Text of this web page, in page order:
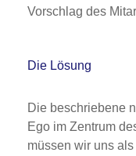
Vorschlag des
Die Lösung
Die beschriebene
Ego im Zentrum
müssen wir uns